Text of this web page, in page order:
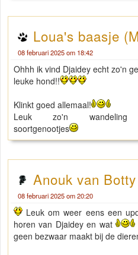
Loua's baasje
08 februari 2025 om 18:42
Ohhh ik vind Djaidey echt zo'n
leuke hond!!
Klinkt goed allemaal!
Leuk zo'n
soortgenootjes
Anouk van Botty
08 februari 2025 om 20:20
Leuk om weer eens een
horen van Djaidey en wat
geen bezwaar maakt bij de